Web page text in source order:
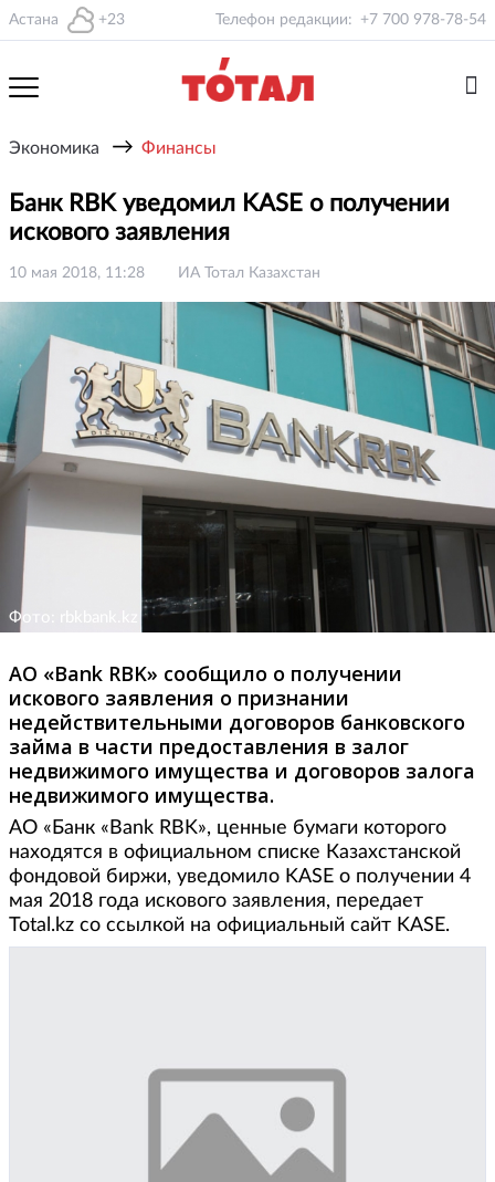
Астана +23 Телефон редакции: +7 700 978-78-54
Экономика → Финансы
Банк RBK уведомил KASE о получении
искового заявления
10 мая 2018, 11:28 ИА Тотал Казахстан
Фото: rbkbank.kz
АО «Bank RBK» сообщило о получении
искового заявления о признании
недействительными договоров банковского
займа в части предоставления в залог
недвижимого имущества и договоров залога
недвижимого имущества.
АО «Банк «Bank RBK», ценные бумаги которого
находятся в официальном списке Казахстанской
фондовой биржи, уведомило KASE о получении 4
мая 2018 года искового заявления, передает
Total.kz со ссылкой на официальный сайт KASE.